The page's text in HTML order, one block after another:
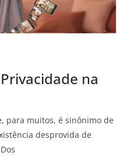
na
para muitos, é sinônimo de
desprovida de